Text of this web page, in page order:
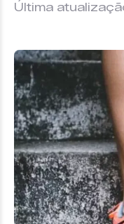
Última